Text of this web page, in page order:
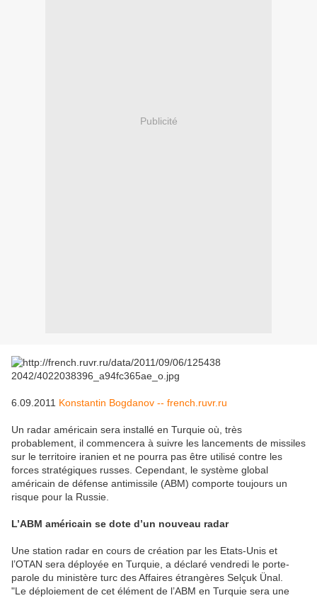
Publicité
6.09.2011 Konstantin Bogdanov -- french.ruvr.ru
Un radar américain sera installé en Turquie où, très
probablement, il commencera à suivre les lancements de missiles
sur le territoire iranien et ne pourra pas être utilisé contre les
forces stratégiques russes. Cependant, le système global
américain de défense antimissile (ABM) comporte toujours un
risque pour la Russie.
L’ABM américain se dote d’un nouveau radar
Une station radar en cours de création par les Etats-Unis et
l’OTAN sera déployée en Turquie, a déclaré vendredi le porte-
parole du ministère turc des Affaires étrangères Selçuk Ünal.
"Le déploiement de cet élément de l’ABM en Turquie sera une